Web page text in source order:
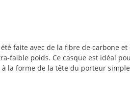
faite avec de la fibre de carbone
faible poids. Ce casque est idéal
la forme de la tête du porteur